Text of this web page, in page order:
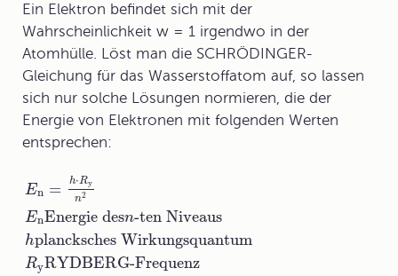
Ein Elektron befindet sich mit der
Wahrscheinlichkeit w = 1 irgendwo in der
Atomhülle. Löst man die SCHRÖDINGER-
Gleichung für das Wasserstoffatom auf, so lassen
sich nur solche Lösungen normieren, die der
Energie von Elektronen mit folgenden Werten
entsprechen:
En = h⋅Ry
n2
EnEnergie desn-ten Niveaus
hplancksches Wirkungsquantum
RyRYDBERG-Frequenz